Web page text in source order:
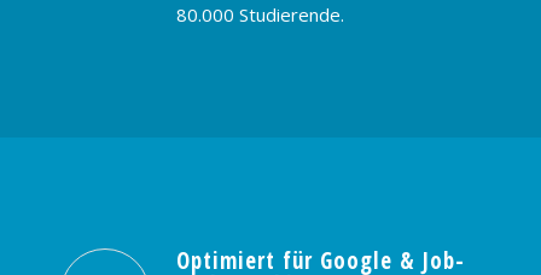
80.000 Studierende.
Optimiert für Google & Job-